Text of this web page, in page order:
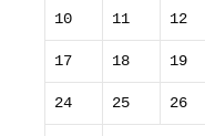
10 11 12
17 18 19
24 25 26